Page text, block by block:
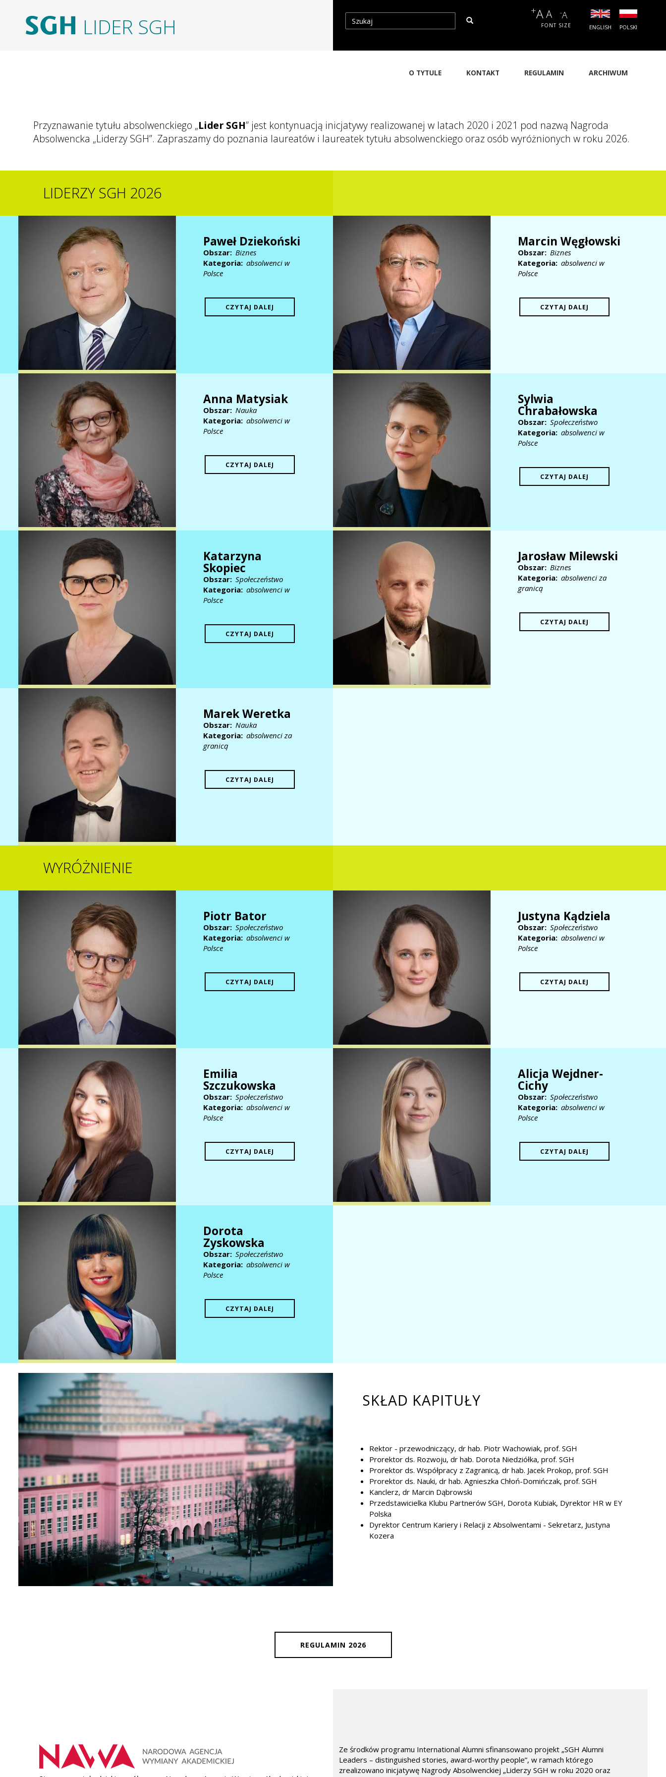
LIDER SGH ENGLISH POLSKI
FONT SIZE
-A
A
+A
Szukaj SZUKAJ
O TYTULE KONTAKT REGULAMIN ARCHIWUM
Przyznawanie tytułu absolwenckiego „Lider SGH” jest kontynuacją inicjatywy realizowanej w latach 2020 i 2021 pod nazwą Nagroda
Absolwencka „Liderzy SGH”. Zapraszamy do poznania laureatów i laureatek tytułu absolwenckiego oraz osób wyróżnionych w roku 2026.
LIDERZY SGH 2026
Paweł Dziekoński
Obszar Biznes
Kategoria absolwenci w
Polsce
CZYTAJ DALEJ
Marcin Węgłowski
Obszar Biznes
Kategoria absolwenci w
Polsce
CZYTAJ DALEJ
Anna Matysiak
Obszar
Nauka
Kategoria absolwenci w
Polsce
CZYTAJ DALEJ
Sylwia
Chrabałowska
Obszar Społeczeństwo
Kategoria absolwenci w
Polsce
CZYTAJ DALEJ
Katarzyna
Skopiec
Obszar Społeczeństwo
Kategoria absolwenci w
Polsce
CZYTAJ DALEJ
Jarosław Milewski
Obszar Biznes
Kategoria absolwenci za
granicą
CZYTAJ DALEJ
Marek Weretka
Obszar
Nauka
Kategoria absolwenci za
granicą
CZYTAJ DALEJ
WYRÓŻNIENIE
Piotr Bator
Obszar Społeczeństwo
Kategoria absolwenci w
Polsce
CZYTAJ DALEJ
Justyna Kądziela
Obszar Społeczeństwo
Kategoria absolwenci w
Polsce
CZYTAJ DALEJ
Emilia
Szczukowska
Obszar Społeczeństwo
Kategoria absolwenci w
Polsce
CZYTAJ DALEJ
Alicja Wejdner-
Cichy
Obszar Społeczeństwo
Kategoria absolwenci w
Polsce
CZYTAJ DALEJ
Dorota
Zyskowska
Obszar Społeczeństwo
Kategoria absolwenci w
Polsce
CZYTAJ DALEJ
SKŁAD KAPITUŁY
Rektor - przewodniczący, dr hab. Piotr Wachowiak, prof. SGH
Prorektor ds. Rozwoju, dr hab. Dorota Niedziółka, prof. SGH
Prorektor ds. Współpracy z Zagranicą, dr hab. Jacek Prokop, prof. SGH
Prorektor ds. Nauki, dr hab. Agnieszka Chłoń-Domińczak, prof. SGH
Kanclerz, dr Marcin Dąbrowski
Przedstawicielka Klubu Partnerów SGH, Dorota Kubiak, Dyrektor HR w EY
Polska
Dyrektor Centrum Kariery i Relacji z Absolwentami - Sekretarz, Justyna
Kozera
REGULAMIN 2026
Ze środków programu International Alumni sfinansowano projekt „SGH Alumni
Leaders – distinguished stories, award-worthy people”, w ramach którego
zrealizowano inicjatywę Nagrody Absolwenckiej „Liderzy SGH w roku 2020 oraz